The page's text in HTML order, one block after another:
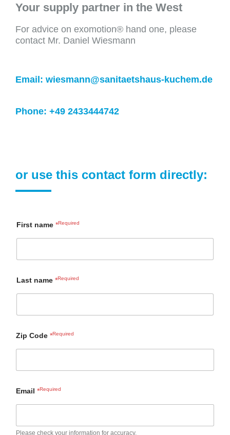
Your supply partner in the West
For advice on exomotion® hand one, please
contact Mr. Daniel Wiesmann
Email: wiesmann@sanitaetshaus-kuchem.de
Phone: +49 2433444742
or use this contact form directly:
First name *
Last name *
Zip Code *
Email *
Please check your information for accuracy.